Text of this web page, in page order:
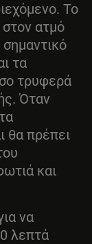
Το
ατμό
τα
τρυφερά
Όταν
θα πρέπει
και
να
λεπτά